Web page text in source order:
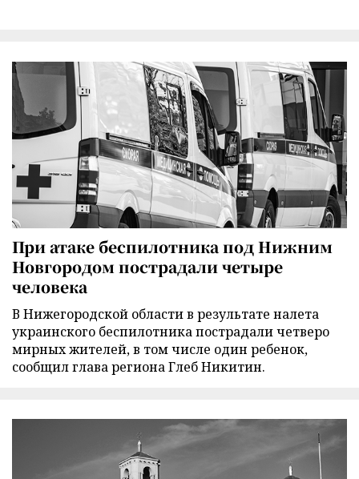
При атаке беспилотника под Нижним
Новгородом пострадали четыре
человека
В Нижегородской области в результате налета
украинского беспилотника пострадали четверо
мирных жителей, в том числе один ребенок,
сообщил глава региона Глеб Никитин.